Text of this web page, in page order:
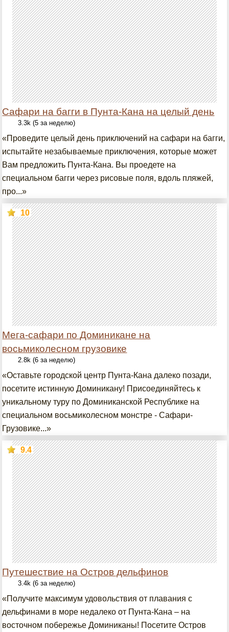
Cафари на багги в Пунта-Кана на целый день
3.3k (5 за неделю)
«Проведите целый день приключений на сафари на багги,
испытайте незабываемые приключения, которые может
Вам предложить Пунта-Кана. Вы проедете на
специальном багги через рисовые поля, вдоль пляжей,
про...»
Мега-сафари по Доминикане на
восьмиколесном грузовике
10
2.8k (6 за неделю)
«Оставьте городской центр Пунта-Кана далеко позади,
посетите истинную Доминикану! Присоединяйтесь к
уникальному туру по Доминиканской Республике на
специальном восьмиколесном монстре - Сафари-
Грузовике...»
Путешествие на Остров дельфинов
9.4
3.4k (6 за неделю)
«Получите максимум удовольствия от плавания с
дельфинами в море недалеко от Пунта-Кана – на
восточном побережье Доминиканы! Посетите Остров